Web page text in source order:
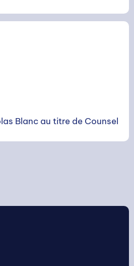
Blanc au titre de Counsel